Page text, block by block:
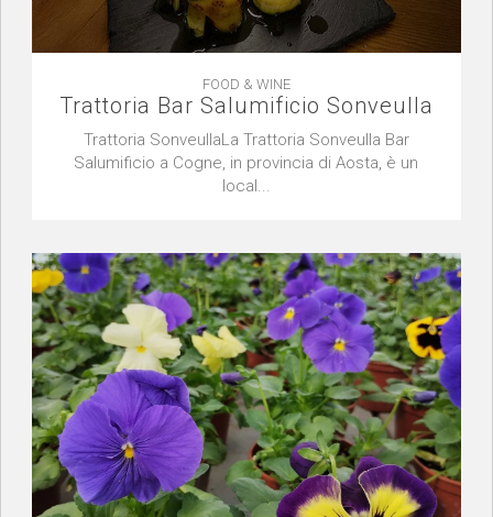
FOOD & WINE
Trattoria Bar Salumificio Sonveulla
Trattoria SonveullaLa Trattoria Sonveulla Bar
Salumificio a Cogne, in provincia di Aosta, è un
local...